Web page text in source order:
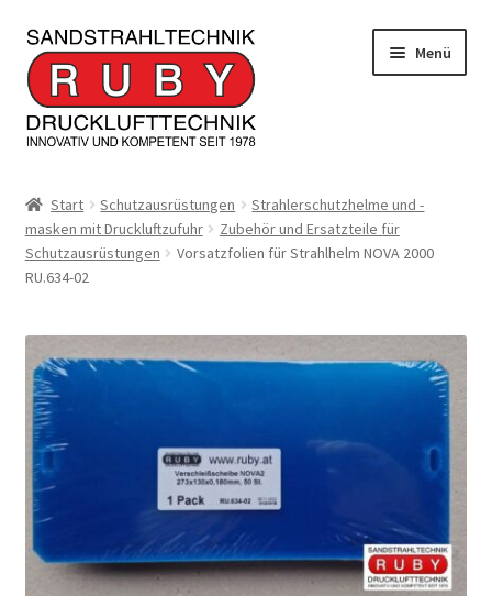
Zur
Navigation
springen
Zum
Inhalt
springen
Menü
Serviceleistungen
öffnen
JOBS
Start Schutzausrüstungen
Strahlerschutzhelme und -
masken mit Druckluftzufuhr
Zubehör und Ersatzteile für
Schutzausrüstungen
Vorsatzfolien für Strahlhelm NOVA 2000
RU.634-02